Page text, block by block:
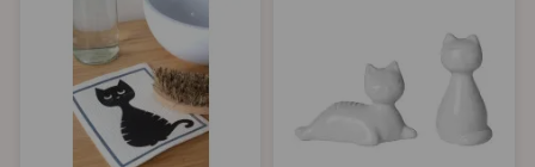
Varumärke
I lager